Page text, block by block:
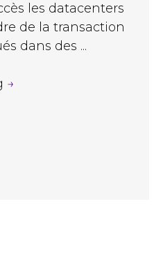
les datacenters
de la transaction
dans des ...
→